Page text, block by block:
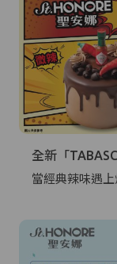
全新「
當經典辣味遇上